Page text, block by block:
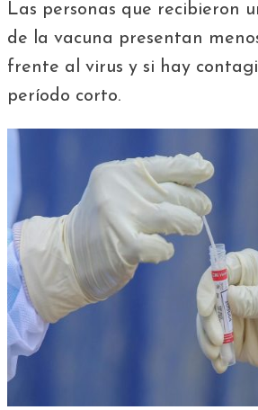
Las personas que recibieron
de la vacuna presentan
frente al virus y si hay
período corto.